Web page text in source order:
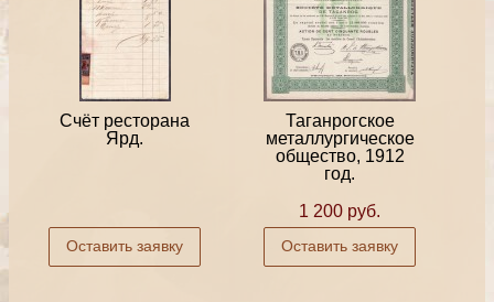
Счёт ресторана
Ярд.
Оставить заявку
Таганрогское
металлургическое
общество, 1912
год.
1 200 руб.
Оставить заявку